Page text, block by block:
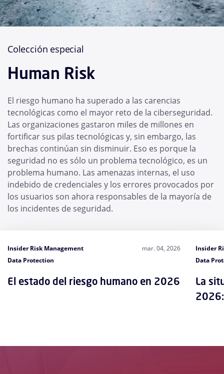
Colección especial
Human Risk
El riesgo humano ha superado a las carencias
tecnológicas como el mayor reto de la ciberseguridad.
Las organizaciones gastaron miles de millones en
fortificar sus pilas tecnológicas y, sin embargo, las
brechas continúan sin disminuir. Eso es porque la
seguridad no es sólo un problema tecnológico, es un
problema humano. Las amenazas internas, el uso
indebido de credenciales y los errores provocados por
los usuarios son ahora responsables de la mayoría de
los incidentes de seguridad.
Insider Risk Management
Data Protection
mar. 04, 2026
El estado del riesgo humano en 2026
Insider
Data
La